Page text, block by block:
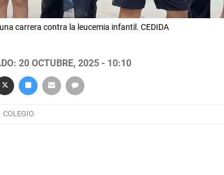
carrera contra la leucemia infantil. CEDIDA
20 OCTUBRE, 2025 - 10:10
COLEGIO